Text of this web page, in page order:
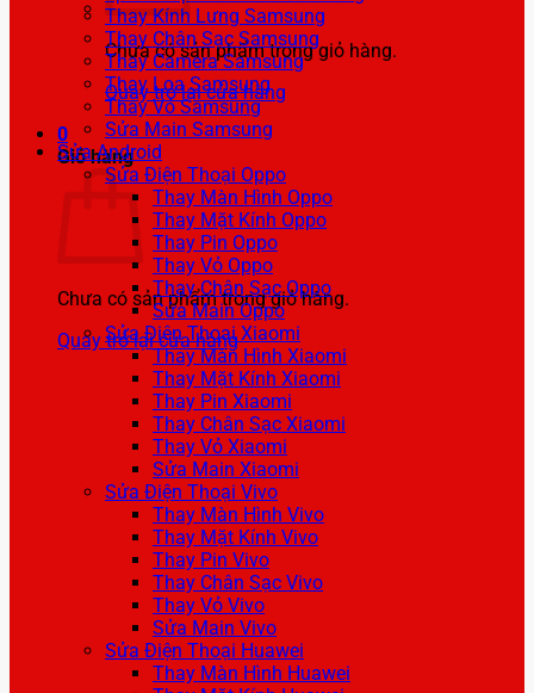
Chưa có sản phẩm trong giỏ hàng.
Quay trở lại cửa hàng
0
Giỏ hàng
Chưa có sản phẩm trong giỏ hàng.
Quay trở lại cửa hàng
Thay Kính Lưng Samsung
Thay Chân Sạc Samsung
Thay Camera Samsung
Thay Loa Samsung
Thay Vỏ Samsung
Sửa Main Samsung
Sửa Android
Sửa Điện Thoại Oppo
Thay Màn Hình Oppo
Thay Mặt Kính Oppo
Thay Pin Oppo
Thay Vỏ Oppo
Thay Chân Sạc Oppo
Sửa Main Oppo
Sửa Điện Thoại Xiaomi
Thay Màn Hình Xiaomi
Thay Mặt Kính Xiaomi
Thay Pin Xiaomi
Thay Chân Sạc Xiaomi
Thay Vỏ Xiaomi
Sửa Main Xiaomi
Sửa Điện Thoại Vivo
Thay Màn Hình Vivo
Thay Mặt Kính Vivo
Thay Pin Vivo
Thay Chân Sạc Vivo
Thay Vỏ Vivo
Sửa Main Vivo
Sửa Điện Thoại Huawei
Thay Màn Hình Huawei